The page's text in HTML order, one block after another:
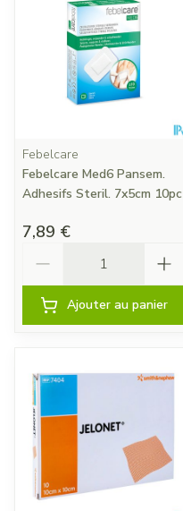
Febelcare
Febelcare Med6 Pansem.
Adhesifs Steril. 7x5cm 10pc
7,89 €
Ajouter au panier